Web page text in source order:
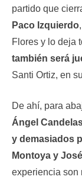
partido que
Paco Izquierdo
Flores y lo deja
también será
Santi Ortiz, en
De ahí, para
Ángel
y demasiados
Montoya y
experiencia son